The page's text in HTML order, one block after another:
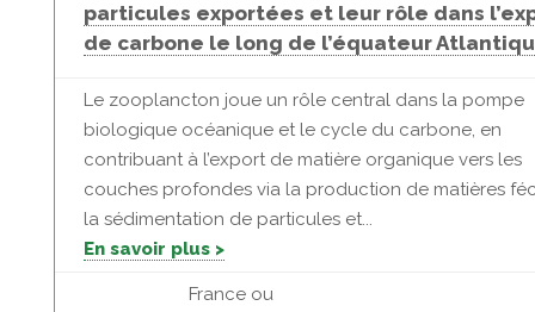
particules exportées et leur rôle dans
de carbone le long de l’équateur
Le zooplancton joue un rôle central dans la pompe
biologique océanique et le cycle du carbone, en
contribuant à l’export de matière organique vers les
couches profondes via la production de matières
la sédimentation de particules et...
En savoir plus >
France ou